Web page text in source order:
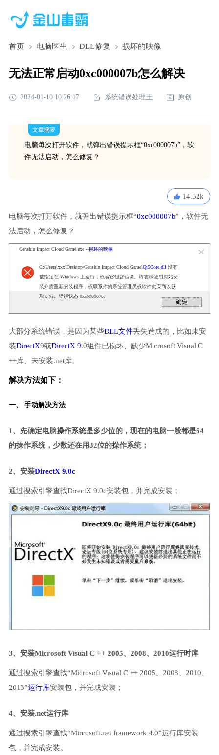
首页 电脑医生 DLL修复 损坏的映像
无法正常启动0xc000007b怎么解决
2024-01-10 10:26:17 系统错误处理王 原创
文章摘要
电脑每次打开软件，就弹出错误提示框“0xc000007b”，软
件无法启动，怎么修复？
14.52k
电脑每次打开软件，就弹出错误提示框“0xc000007b”，软件无
法启动，怎么修复？
Genshin Impact Cloud Game.exe - 损坏的映像
C:\Users\xxx\Desktop\Genshin Impact Cloud Game\Qt5Core.dll 没有
被指定在 Windows 上运行，或者它包含错误。请尝试使用原始安
装介质重新安装程序，或联系你的系统管理员或软件供应商以获
取支持。错误状态 0xc000007b。
大部分系统错误，是因为某些DLL文件丢失造成的，比如未安
装DirectX9或DirectX 9.0组件已损坏、缺少Microsoft Visual C
++库、未安装.net库。
解决方法如下：
一、 手动解决方法
1、先确定电脑操作系统是多少位的，现在的电脑一般都是64
的操作系统，少数还在用32位的操作系统；
2、安装DirectX 9.0c
通过搜索引擎查找DirectX 9.0c安装包，并完成安装；
3、安装Microsoft Visual C ++ 2005、2008、2010运行时库
通过搜索引擎查找“Microsoft Visual C ++ 2005、2008、2010、
2013”运行库安装包，并完成安装；
4、安装.net运行库
通过搜索引擎查找“Mircosoft.net framework 4.0”运行库安装
包，并完成安装。